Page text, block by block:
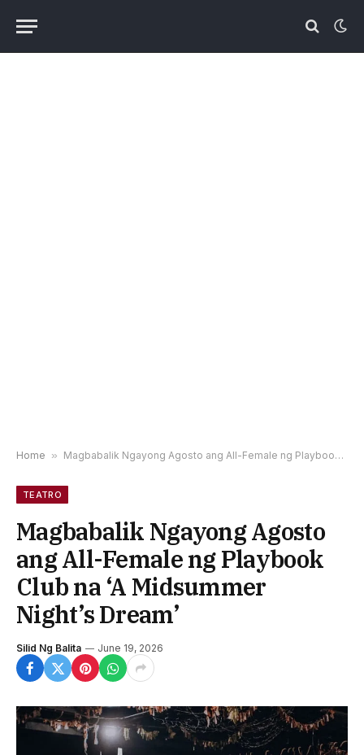
Home » Magbabalik Ngayong Agosto ang All-Female ng Playbook Club na ‘A Midsummer Night’s Dream’
TEATRO
Magbabalik Ngayong Agosto
ang All-Female ng Playbook
Club na ‘A Midsummer
Night’s Dream’
Silid Ng Balita June 19, 2026